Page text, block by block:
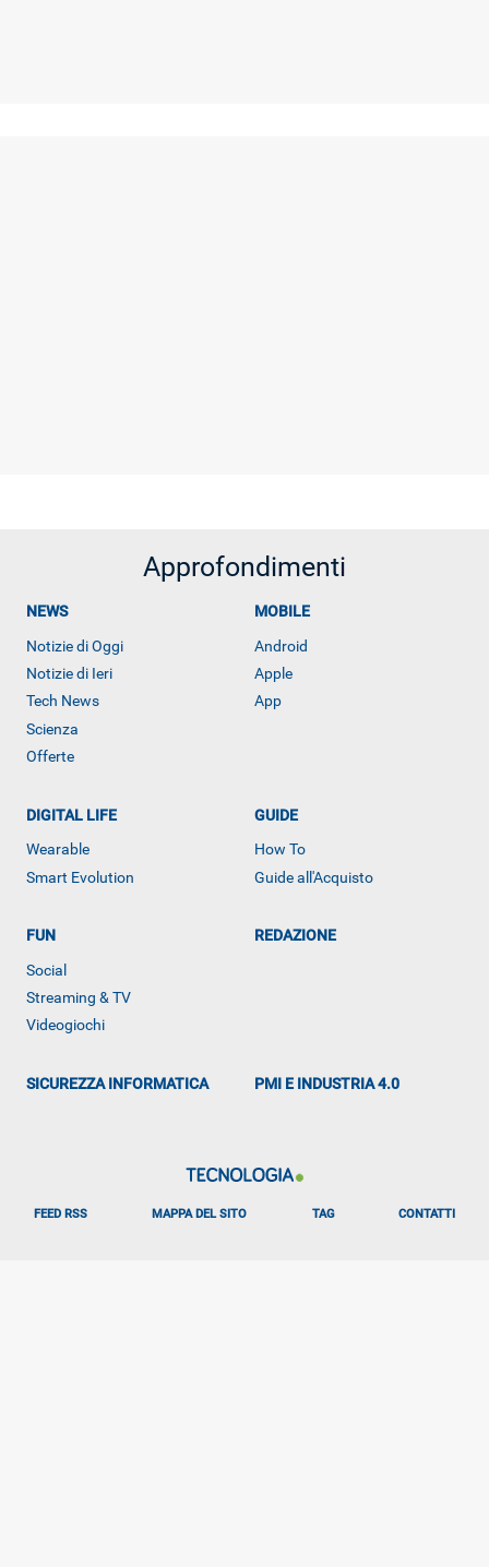
ALTRO
Approfondimenti
NEWS
Notizie di Oggi
Notizie di Ieri
Tech News
Scienza
Offerte
MOBILE
Android
Apple
App
DIGITAL LIFE
Wearable
Smart Evolution
GUIDE
How To
Guide all'Acquisto
FUN
Social
Streaming & TV
Videogiochi
REDAZIONE
SICUREZZA INFORMATICA PMI E INDUSTRIA 4.0
FEED RSS MAPPA DEL SITO TAG CONTATTI